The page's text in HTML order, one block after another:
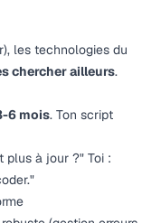
les technologies du
chercher ailleurs.
6 mois. Ton script
plus à jour ?" Toi :